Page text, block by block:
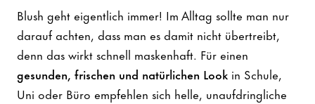
Blush geht eigentlich immer! Im Alltag sollte man nur
darauf achten, dass man es damit nicht übertreibt,
denn das wirkt schnell maskenhaft. Für einen
gesunden, frischen und natürlichen Look in Schule,
Uni oder Büro empfehlen sich helle, unaufdringliche